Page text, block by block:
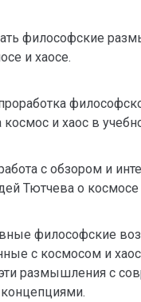
философские
и хаосе.
и хаос в
с обзором и
Тютчева о космосе
философские
с космосом и
размышления с